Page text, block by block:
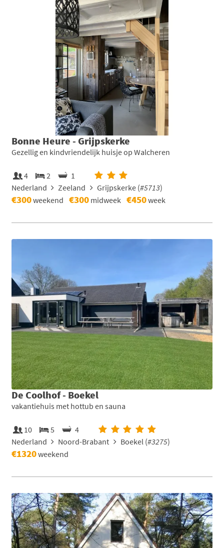
Bonne Heure - Grijpskerke
Gezellig en kindvriendelijk huisje op Walcheren
4 2
1
Nederland
Zeeland Grijpskerke (#5713)
€300weekend €300 midweek €450week
De Coolhof - Boekel
vakantiehuis met hottub en sauna
10 5
4
Nederland
Noord-Brabant Boekel (#3275)
€1320weekend